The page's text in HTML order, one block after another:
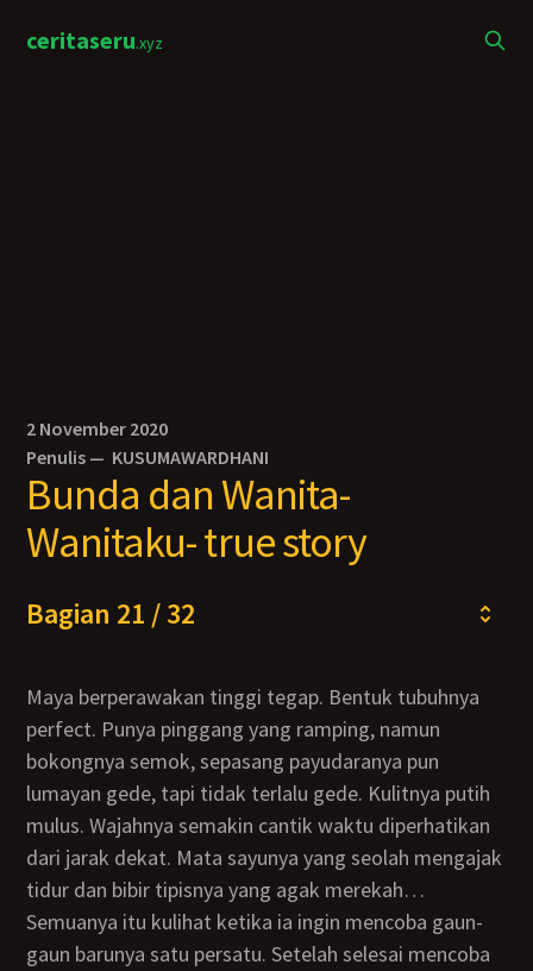
ceritaseru.xyz
2 November 2020
Penulis — KUSUMAWARDHANI
Bunda dan Wanita-
Wanitaku- true story
Bagian 21 / 32
Maya berperawakan tinggi tegap. Bentuk tubuhnya
perfect. Punya pinggang yang ramping, namun
bokongnya semok, sepasang payudaranya pun
lumayan gede, tapi tidak terlalu gede. Kulitnya putih
mulus. Wajahnya semakin cantik waktu diperhatikan
dari jarak dekat. Mata sayunya yang seolah mengajak
tidur dan bibir tipisnya yang agak merekah…
Semuanya itu kulihat ketika ia ingin mencoba gaun-
gaun barunya satu persatu. Setelah selesai mencoba